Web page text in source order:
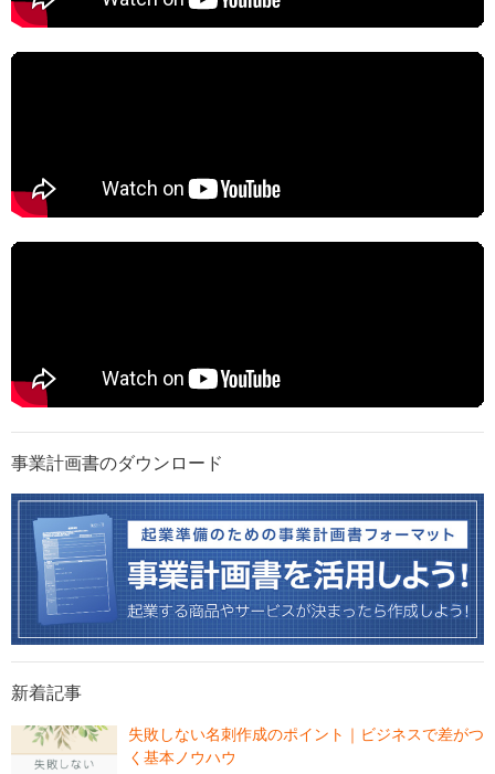
事業計画書のダウンロード
新着記事
失敗しない名刺作成のポイント｜ビジネスで差がつ
く基本ノウハウ